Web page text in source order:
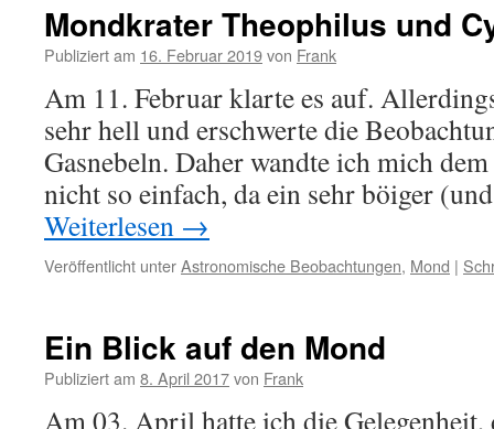
Mondkrater Theophilus und
Publiziert am 16. Februar 2019von Frank
Am 11. Februar klarte es auf.
sehr hell und erschwerte die
Gasnebeln. Daher wandte ich mich
nicht so einfach, da ein sehr böiger
Weiterlesen →
Veröffentlicht unterAstronomische Beobachtungen, Mond |
Ein Blick auf den Mond
Publiziert am 8. April 2017von Frank
Am 03. April hatte ich die